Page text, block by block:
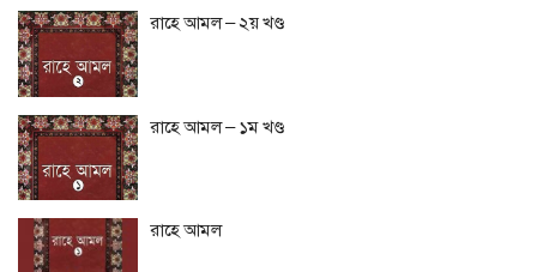
রাহে আমল – ২য় খণ্ড
রাহে আমল – ১ম খণ্ড
রাহে আমল